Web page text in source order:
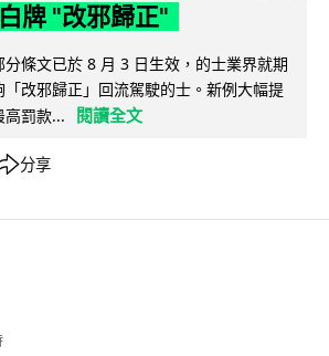
牌 "改邪歸正"
條文已於 8 月 3 日生效，的士業界就期
改邪歸正」回流駕駛的士。新例大幅提
高罰款...
閱讀全文
分享